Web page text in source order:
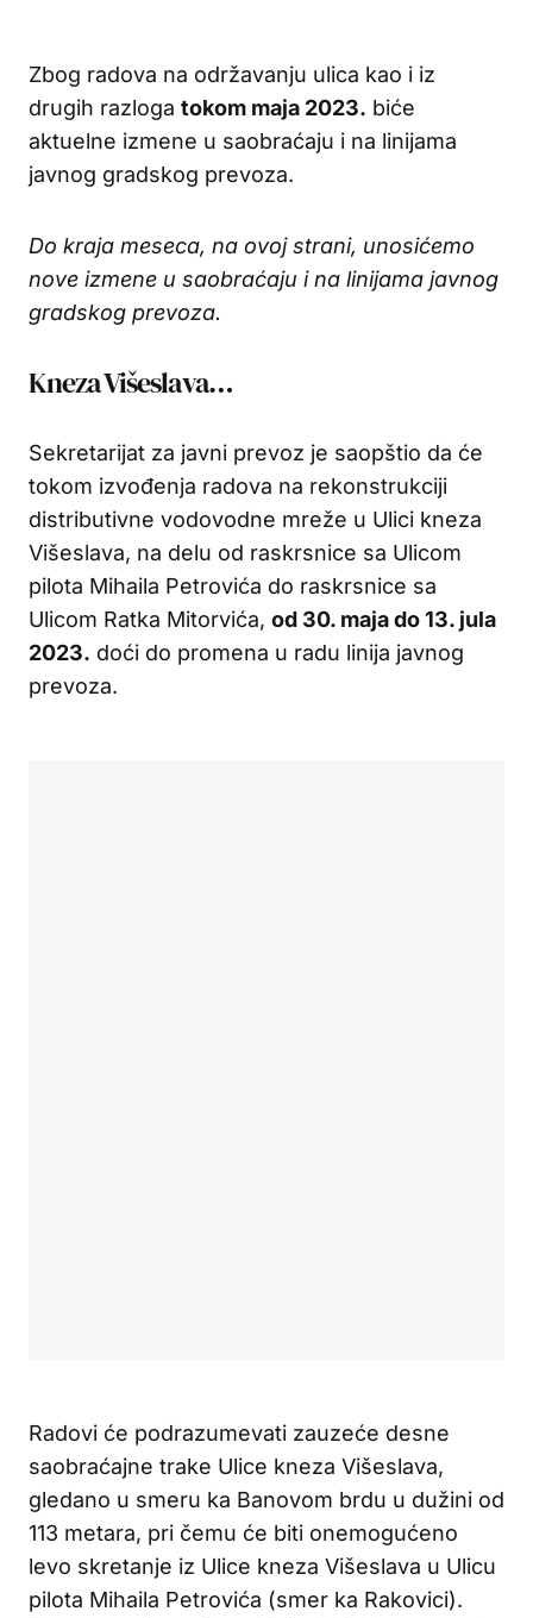
Zbog radova na održavanju ulica kao i iz
drugih razloga tokom maja 2023. biće
aktuelne izmene u saobraćaju i na linijama
javnog gradskog prevoza.
Do kraja meseca, na ovoj strani, unosićemo
nove izmene u saobraćaju i na linijama javnog
gradskog prevoza.
Kneza Višeslava…
Sekretarijat za javni prevoz je saopštio da će
tokom izvođenja radova na rekonstrukciji
distributivne vodovodne mreže u Ulici kneza
Višeslava, na delu od raskrsnice sa Ulicom
pilota Mihaila Petrovića do raskrsnice sa
Ulicom Ratka Mitorvića, od 30. maja do 13. jula
2023. doći do promena u radu linija javnog
prevoza.
Radovi će podrazumevati zauzeće desne
saobraćajne trake Ulice kneza Višeslava,
gledano u smeru ka Banovom brdu u dužini od
113 metara, pri čemu će biti onemogućeno
levo skretanje iz Ulice kneza Višeslava u Ulicu
pilota Mihaila Petrovića (smer ka Rakovici).